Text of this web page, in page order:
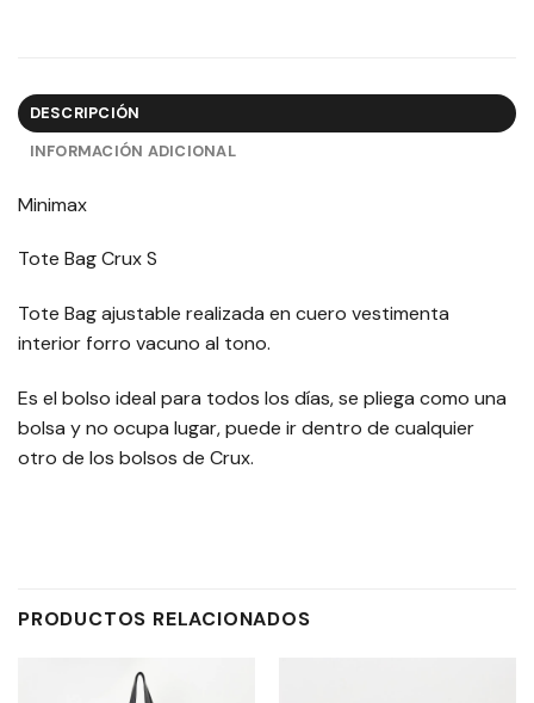
DESCRIPCIÓN
INFORMACIÓN ADICIONAL
Minimax
Tote Bag Crux S
Tote Bag ajustable realizada en cuero vestimenta
interior forro vacuno al tono.
Es el bolso ideal para todos los días, se pliega como una
bolsa y no ocupa lugar, puede ir dentro de cualquier
otro de los bolsos de Crux.
PRODUCTOS RELACIONADOS